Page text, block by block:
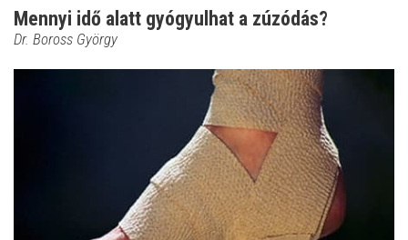
Mennyi idő alatt gyógyulhat a zúzódás?
Dr. Boross György